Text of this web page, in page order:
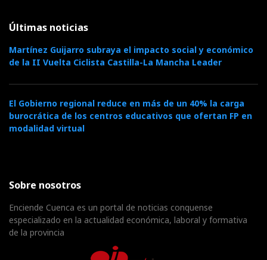
Últimas noticias
Martínez Guijarro subraya el impacto social y económico
de la II Vuelta Ciclista Castilla-La Mancha Leader
El Gobierno regional reduce en más de un 40% la carga
burocrática de los centros educativos que ofertan FP en
modalidad virtual
Sobre nosotros
Enciende Cuenca es un portal de noticias conquense
especializado en la actualidad económica, laboral y formativa
de la provincia